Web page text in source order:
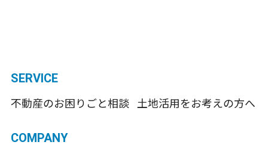
SERVICE
不動産のお困りごと相談 土地活用をお考えの方へ
COMPANY